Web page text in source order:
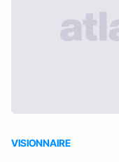
VISIONNAIRE